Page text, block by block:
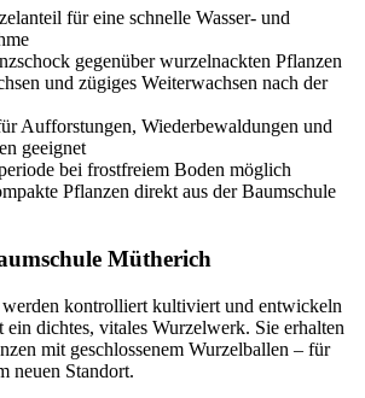
für eine schnelle Wasser- und
gegenüber wurzelnackten Pflanzen
und zügiges Weiterwachsen nach der
Aufforstungen, Wiederbewaldungen und
geeignet
bei frostfreiem Boden möglich
Pflanzen direkt aus der Baumschule
Mütherich
werden kontrolliert kultiviert und entwickeln
dichtes, vitales Wurzelwerk. Sie erhalten
mit geschlossenem Wurzelballen – für
neuen Standort.